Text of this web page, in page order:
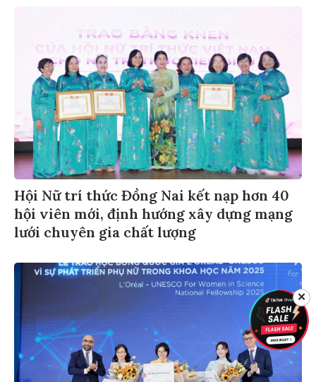
Hội Nữ trí thức Đồng Nai kết nạp hơn 40
hội viên mới, định hướng xây dựng mạng
lưới chuyên gia chất lượng
✕